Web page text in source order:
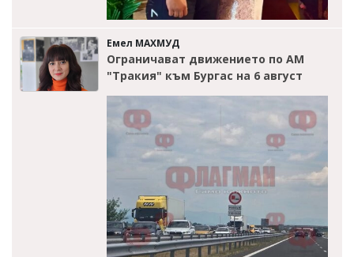
Емел МАХМУД
Ограничават движението по АМ
"Тракия" към Бургас на 6 август